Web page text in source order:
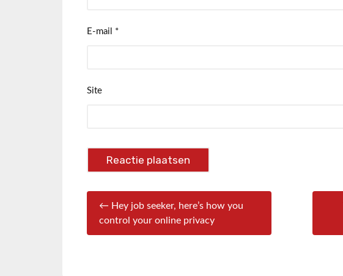
E-mail *
Site
← Hey job seeker, here’s how you
control your online privacy